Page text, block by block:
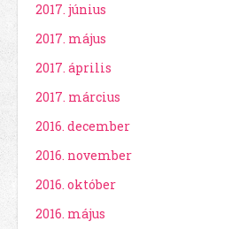
2017. június
2017. május
2017. április
2017. március
2016. december
2016. november
2016. október
2016. május